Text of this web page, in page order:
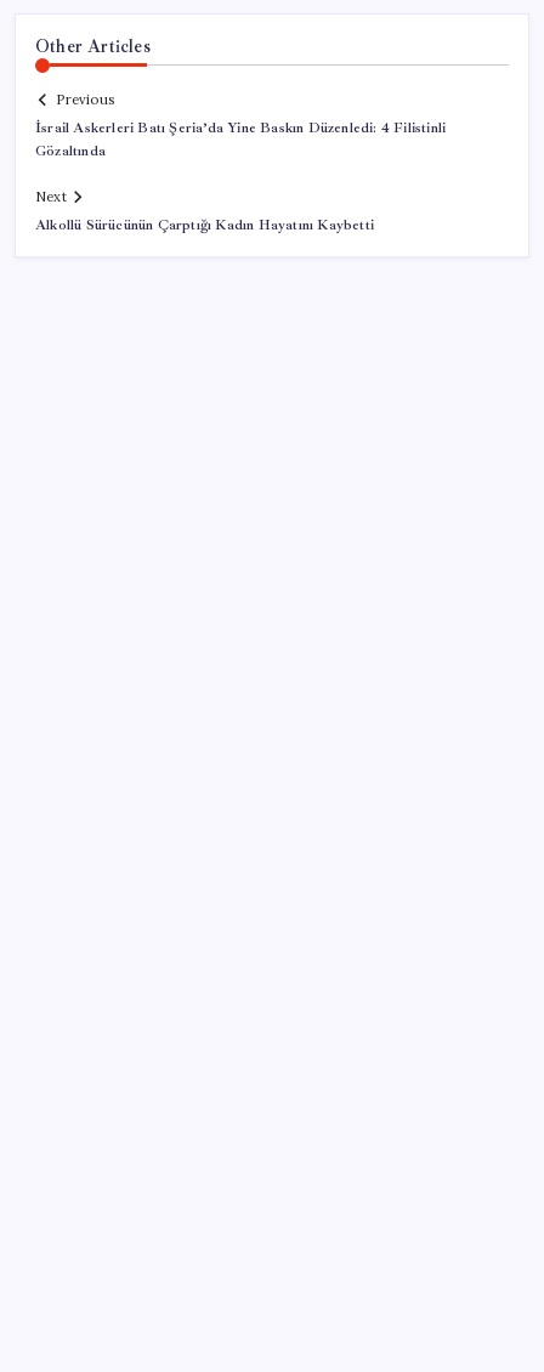
Other Articles
Previous
İsrail Askerleri Batı Şeria’da Yine Baskın Düzenledi: 4 Filistinli
Gözaltında
Next
Alkollü Sürücünün Çarptığı Kadın Hayatını Kaybetti